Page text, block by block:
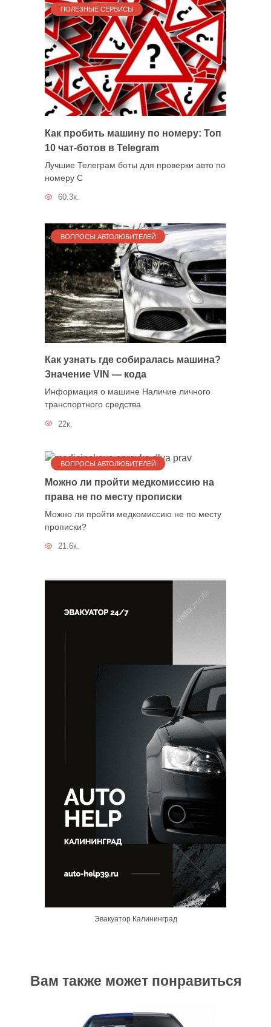
ПОЛЕЗНЫЕ СЕРВИСЫ
Как пробить машину по номеру: Топ
10 чат-ботов в Telegram
Лучшие Телеграм боты для проверки авто по
номеру С
60.3к.
ВОПРОСЫ АВТОЛЮБИТЕЛЕЙ
Как узнать где собиралась машина?
Значение VIN — кода
Информация о машине Наличие личного
транспортного средства
22к.
ВОПРОСЫ АВТОЛЮБИТЕЛЕЙ
Можно ли пройти медкомиссию на
права не по месту прописки
Можно ли пройти медкомиссию не по месту
прописки?
21.6к.
Эвакуатор Калининград
Вам также может понравиться